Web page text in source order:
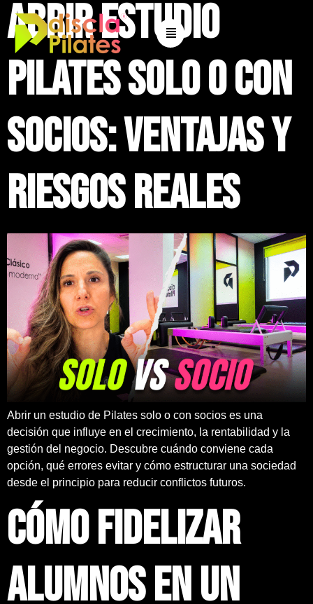
Abrir estudio
Pilates solo o con
socios: ventajas y
riesgos reales
Abrir un estudio de Pilates solo o con socios es una
decisión que influye en el crecimiento, la rentabilidad y la
gestión del negocio. Descubre cuándo conviene cada
opción, qué errores evitar y cómo estructurar una sociedad
desde el principio para reducir conflictos futuros.
Cómo fidelizar
alumnos en un